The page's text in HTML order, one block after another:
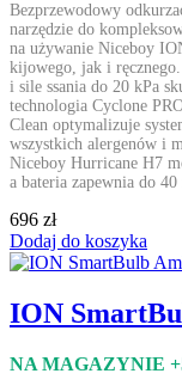
Bezprzewodowy
narzędzie do
na używanie Niceboy
kijowego, jak i
i sile ssania do 20 kPa
technologia Cyclone
Clean optymalizuje
wszystkich alergenów i
Niceboy Hurricane H7
a bateria zapewnia do
696 zł
Dodaj do koszyka
ION
NA MAGAZYNIE